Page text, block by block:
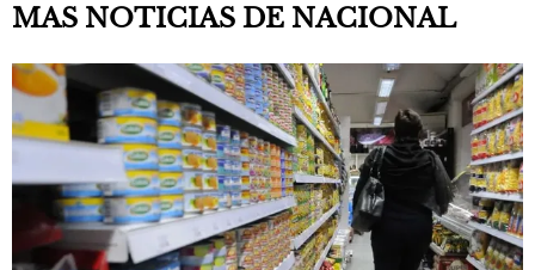
MAS NOTICIAS DE NACIONAL